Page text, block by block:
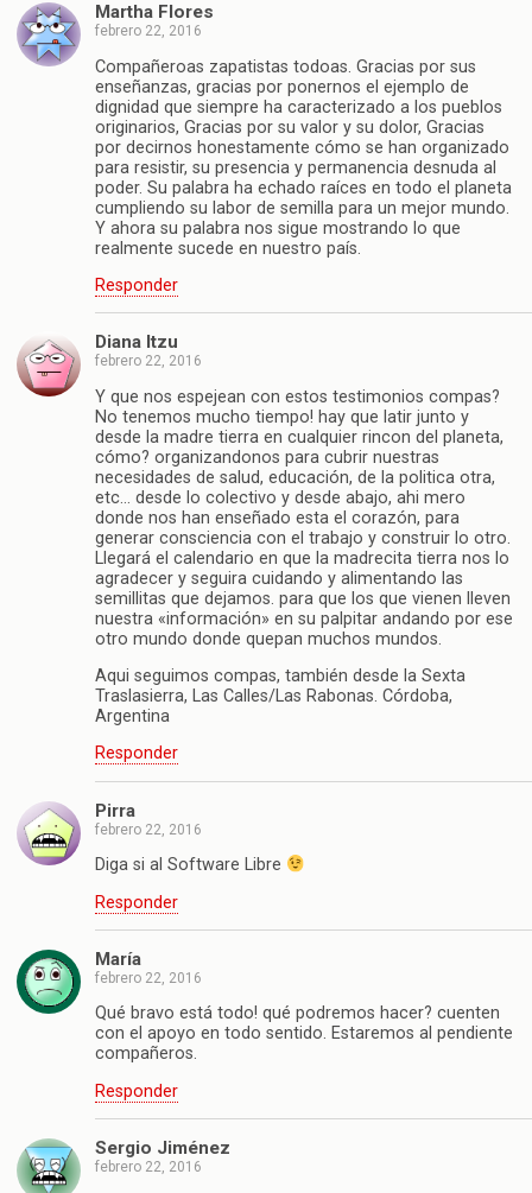
Martha Flores
febrero 22, 2016
Compañeroas zapatistas todoas. Gracias por sus
enseñanzas, gracias por ponernos el ejemplo de
dignidad que siempre ha caracterizado a los pueblos
originarios, Gracias por su valor y su dolor, Gracias
por decirnos honestamente cómo se han organizado
para resistir, su presencia y permanencia desnuda al
poder. Su palabra ha echado raíces en todo el planeta
cumpliendo su labor de semilla para un mejor mundo.
Y ahora su palabra nos sigue mostrando lo que
realmente sucede en nuestro país.
Responder
Diana Itzu
febrero 22, 2016
Y que nos espejean con estos testimonios compas?
No tenemos mucho tiempo! hay que latir junto y
desde la madre tierra en cualquier rincon del planeta,
cómo? organizandonos para cubrir nuestras
necesidades de salud, educación, de la politica otra,
etc… desde lo colectivo y desde abajo, ahi mero
donde nos han enseñado esta el corazón, para
generar consciencia con el trabajo y construir lo otro.
Llegará el calendario en que la madrecita tierra nos lo
agradecer y seguira cuidando y alimentando las
semillitas que dejamos. para que los que vienen lleven
nuestra «información» en su palpitar andando por ese
otro mundo donde quepan muchos mundos.
Aqui seguimos compas, también desde la Sexta
Traslasierra, Las Calles/Las Rabonas. Córdoba,
Argentina
Responder
Pirra
febrero 22, 2016
Diga si al Software Libre
Responder
María
febrero 22, 2016
Qué bravo está todo! qué podremos hacer? cuenten
con el apoyo en todo sentido. Estaremos al pendiente
compañeros.
Responder
Sergio Jiménez
febrero 22, 2016